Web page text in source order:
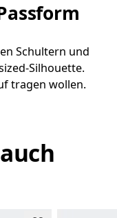
Schultern und
Silhouette.
tragen wollen.